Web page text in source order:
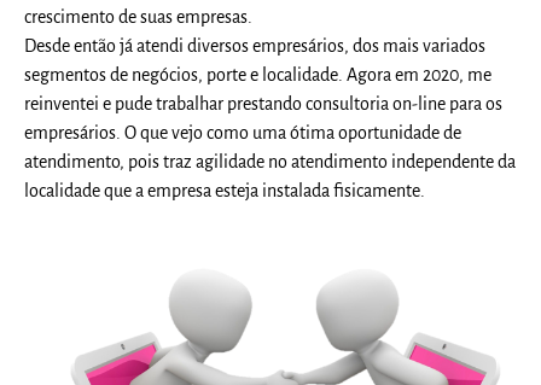
crescimento de suas empresas.
Desde então já atendi diversos empresários, dos mais variados
segmentos de negócios, porte e localidade. Agora em 2020, me
reinventei e pude trabalhar prestando consultoria on-line para os
empresários. O que vejo como uma ótima oportunidade de
atendimento, pois traz agilidade no atendimento independente da
localidade que a empresa esteja instalada fisicamente.